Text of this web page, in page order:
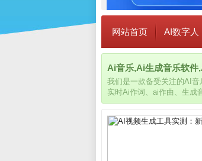
网站首页 AI数字人
Ai音乐,Ai生成音乐软件
我们是一款备受关注的AI
实时Ai作词、ai作曲、生成